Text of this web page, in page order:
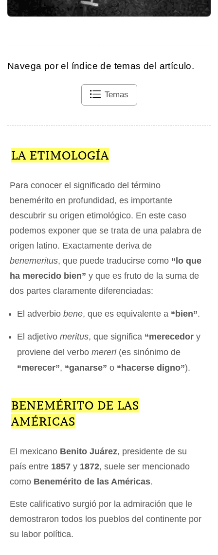
Navega por el índice de temas del artículo.
Temas
LA ETIMOLOGÍA
Para conocer el significado del término
benemérito en profundidad, es importante
descubrir su origen etimológico. En este caso
podemos exponer que se trata de una palabra de
origen latino. Exactamente deriva de
benemeritus, que puede traducirse como “lo que
ha merecido bien” y que es fruto de la suma de
dos partes claramente diferenciadas:
El adverbiobene, que es equivalente a “bien”.
El adjetivomeritus, que significa “merecedory
proviene del verbomereri (es sinónimo de
“merecer”, “ganarse” o “hacerse digno”).
BENEMÉRITO DE LAS
AMÉRICAS
El mexicano Benito Juárez, presidente de su
país entre 1857 y 1872, suele ser mencionado
como Benemérito de las Américas.
Este calificativo surgió por la admiración que le
demostraron todos los pueblos del continente por
su labor política.